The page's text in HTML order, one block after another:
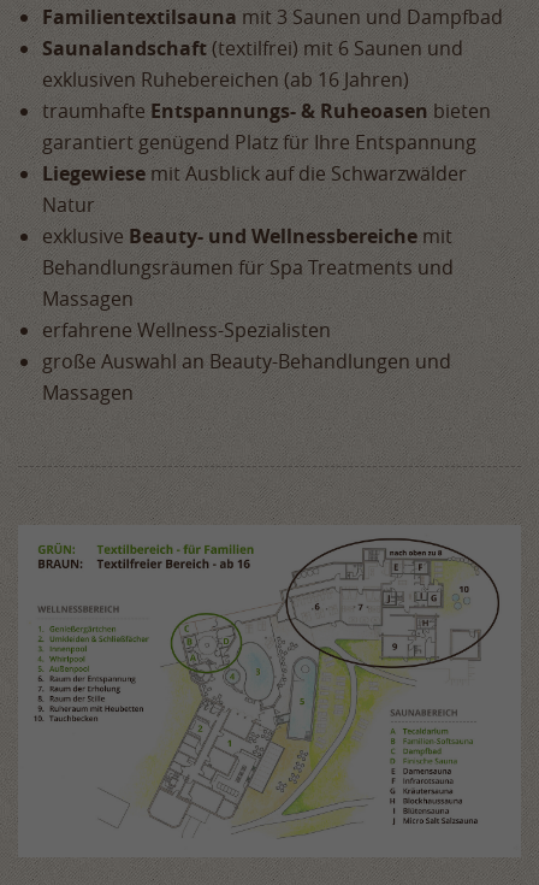
Familientextilsauna mit 3 Saunen und Dampfbad
Saunalandschaft(textilfrei) mit 6 Saunen und
exklusiven Ruhebereichen (ab 16 Jahren)
traumhafteEntspannungs- & Ruheoasenbieten
garantiert genügend Platz für Ihre Entspannung
Liegewiese mit Ausblick auf die Schwarzwälder
Natur
exklusive Beauty- und Wellnessbereiche mit
Behandlungsräumen für Spa Treatments und
Massagen
erfahrene Wellness-Spezialisten
große Auswahl an Beauty-Behandlungen und
Massagen